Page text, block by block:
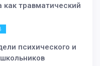
как травматический
психического и